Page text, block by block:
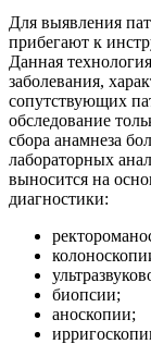
Для выявления
прибегают к
Данная
заболевания,
сопутствующих
обследование
сбора анамнеза
лабораторных
выносится на
диагностики:
биопсии;
аноскопии;